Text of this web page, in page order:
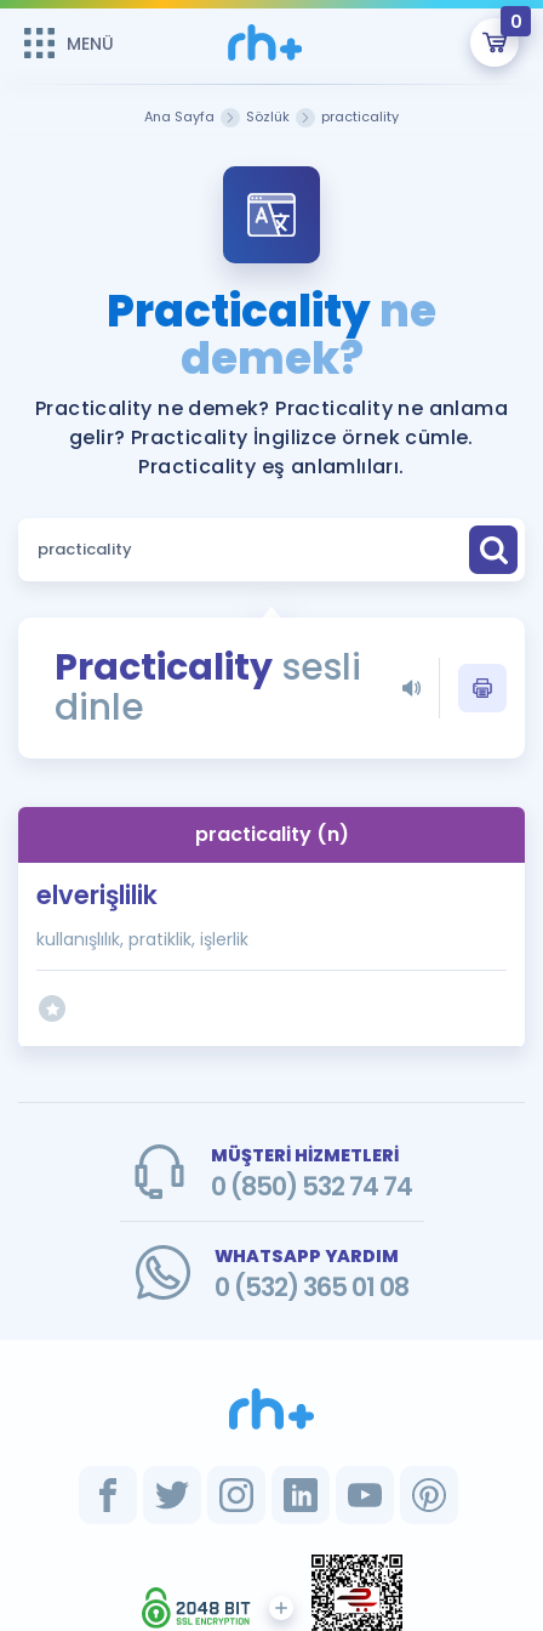
MENÜ
0
Şifremi Hatırlamıyorum
Sepetin Şu An Boş.
Remzi Hoca ile seni sınava hazırlayacak onlarca eğitim seni
bekliyor!
MENÜ
Katılımcı Görüşleri
Faydalı Araçlar
Ücretsiz Kaynaklar
Puan Hesaplama
ÖSYM Sınav Takvimi
Kampanyalar
İngilizce Gramer
İngilizce Gramer
Ana Sayfa Sözlük practicality
Practicalityne
demek?
Practicality ne demek? Practicality ne anlama
gelir? Practicality İngilizce örnek cümle.
Practicality eş anlamlıları.
Practicality sesli
dinle
practicality (n)
elverişlilik
kullanışlılık, pratiklik, işlerlik
MÜŞTERİ HİZMETLERİ
0 (850) 532 74 74
WHATSAPP YARDIM
0 (532) 365 01 08